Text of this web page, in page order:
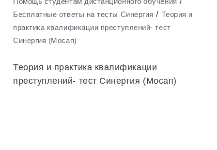
Бесплатные ответы на тесты Синергия / Теория и
практика квалификации преступлений- тест
Синергия (Мосап)
Теория и практика квалификации
преступлений- тест Синергия (Мосап)